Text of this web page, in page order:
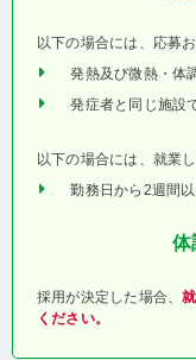
以下の場合には、応募
発熱及び微熱・体
発症者と同じ施設
以下の場合には、就業
勤務日から2週間
体
採用が決定した場合、
ください。